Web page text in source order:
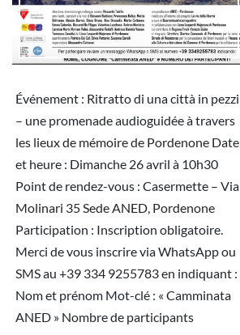
Événement : Ritratto di una città in pezzi
– une promenade audioguidée à travers
les lieux de mémoire de Pordenone Date
et heure : Dimanche 26 avril à 10h30
Point de rendez-vous : Casermette – Via
Molinari 35 Sede ANED, Pordenone
Participation : Inscription obligatoire.
Merci de vous inscrire via WhatsApp ou
SMS au +39 334 9255783 en indiquant :
Nom et prénom Mot-clé : « Camminata
ANED » Nombre de participants